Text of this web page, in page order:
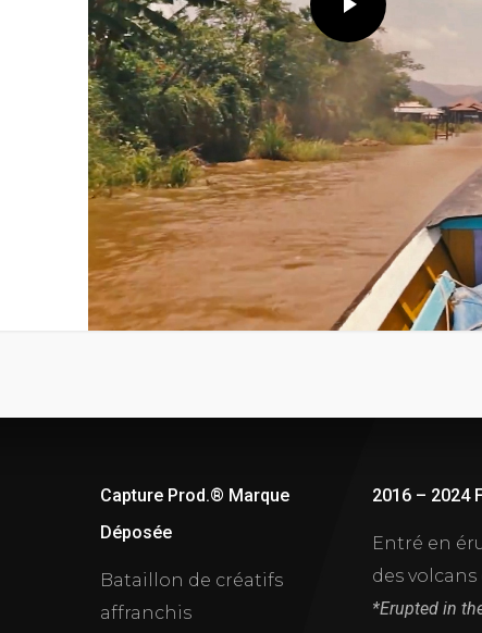
Capture Prod.® Marque
Déposée
Bataillon de créatifs
affranchis
2016 – 2024
Entré en
des volcans
*Erupted in